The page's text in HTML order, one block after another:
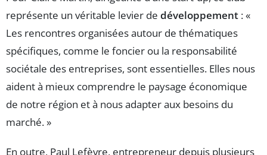
représente un véritable levier de développement : «
Les rencontres organisées autour de thématiques
spécifiques, comme le foncier ou la responsabilité
sociétale des entreprises, sont essentielles. Elles nous
aident à mieux comprendre le paysage économique
de notre région et à nous adapter aux besoins du
marché. »
En outre, Paul Lefèvre, entrepreneur depuis plusieurs